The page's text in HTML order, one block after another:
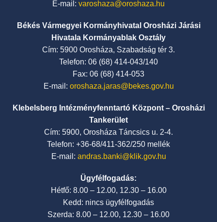
E-mail: varoshaza@oroshaza.hu
Békés Vármegyei Kormányhivatal Orosházi Járási
Hivatala Kormányablak Osztály
Cím: 5900 Orosháza, Szabadság tér 3.
Telefon: 06 (68) 414-043/140
Fax: 06 (68) 414-053
E-mail: oroshaza.jaras@bekes.gov.hu
Klebelsberg Intézményfenntartó Központ – Orosházi
Tankerület
Cím: 5900, Orosháza Táncsics u. 2-4.
Telefon: +36-68/411-362/250 mellék
E-mail: andras.banki@klik.gov.hu
Ügyfélfogadás:
Hétfő: 8.00 – 12.00, 12.30 – 16.00
Kedd: nincs ügyfélfogadás
Szerda: 8.00 – 12.00, 12.30 – 16.00